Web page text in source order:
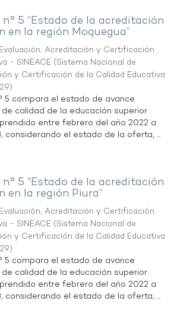
5 “Estado de la acreditación
la región Moquegua”
Acreditación y Certificación
- SINEACE (Sistema Nacional de
y Certificación de la Calidad Educativa
)
5 compara el estado de avance
calidad de la educación superior
entre febrero del año 2022 a
considerando el estado de la oferta, ...
5 “Estado de la acreditación
la región Piura”
Acreditación y Certificación
- SINEACE (Sistema Nacional de
y Certificación de la Calidad Educativa
)
5 compara el estado de avance
calidad de la educación superior
entre febrero del año 2022 a
considerando el estado de la oferta, ...